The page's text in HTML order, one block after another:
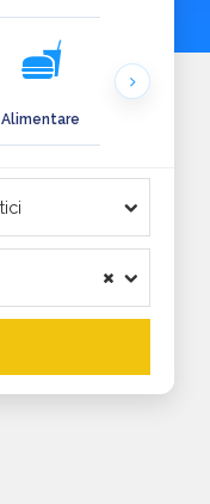
Alimentare